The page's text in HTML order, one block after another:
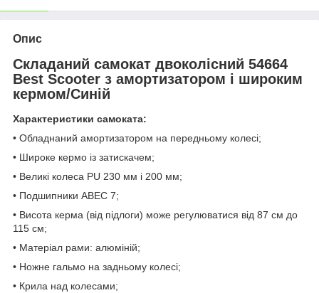
Опис
Складаний самокат двоколісний 54664
Best Scooter з амортизатором і широким
кермом/Синій
Характеристики самоката:
• Обладнаний амортизатором на передньому колесі;
• Широке кермо із затискачем;
• Великі колеса PU 230 мм і 200 мм;
• Подшипники АВЕС 7;
• Висота керма (від підлоги) може регулюватися від 87 см до
115 см;
• Матеріал рами: алюміній;
• Ножне гальмо на задньому колесі;
• Крила над колесами;